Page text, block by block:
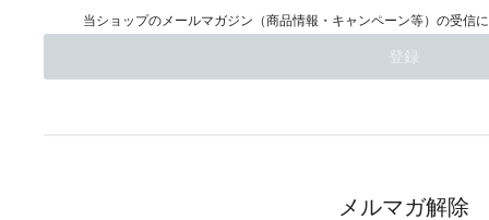
当ショップのメールマガジン（商品情報・キャンペーン等）の受信
メルマガ解除